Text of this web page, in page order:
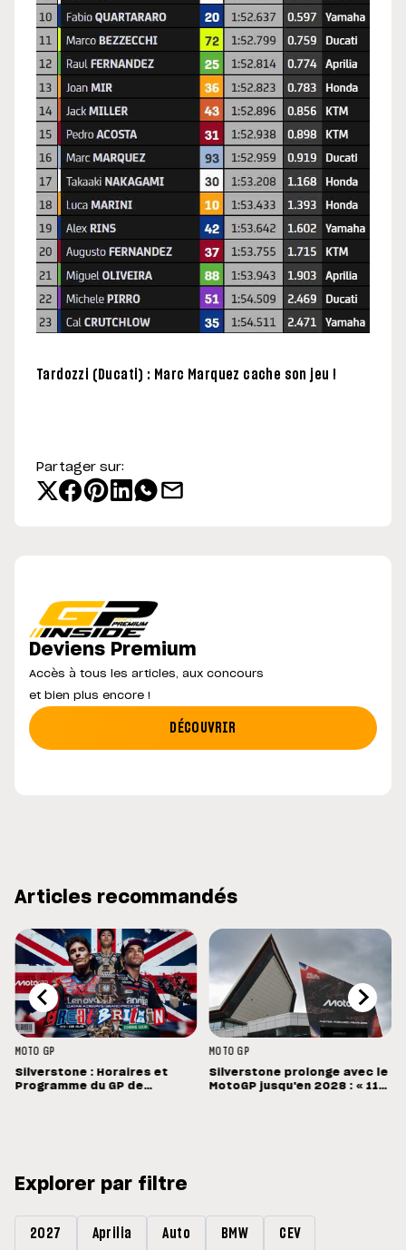
Tardozzi (Ducati) : Marc Marquez cache son jeu !
Partager sur:
Deviens Premium
Accès à tous les articles, aux concours
et bien plus encore !
DÉCOUVRIR
Articles recommandés
MOTO GP
Silverstone : Horaires et
Programme du GP de
MOTO GP
Silverstone prolonge avec le
MotoGP jusqu'en 2028 : « 11
Explorer par filtre
2027 Aprilia Auto BMW CEV